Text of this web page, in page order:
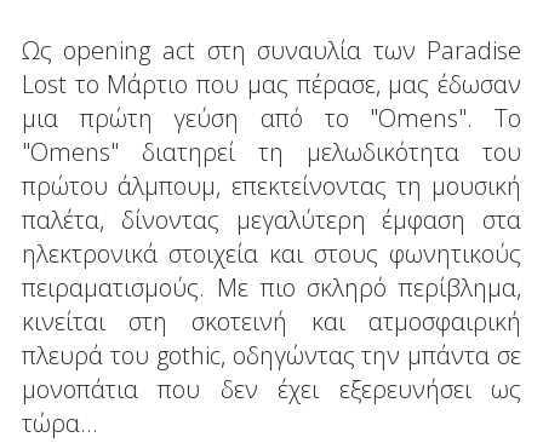
Ως opening act στη συναυλία των Paradise
Lost το Μάρτιο που μας πέρασε, μας έδωσαν
μια πρώτη γεύση από το "Omens". Το
"Omens" διατηρεί τη μελωδικότητα του
πρώτου άλμπουμ, επεκτείνοντας τη μουσική
παλέτα, δίνοντας μεγαλύτερη έμφαση στα
ηλεκτρονικά στοιχεία και στους φωνητικούς
πειραματισμούς. Με πιο σκληρό περίβλημα,
κινείται στη σκοτεινή και ατμοσφαιρική
πλευρά του gothic, οδηγώντας την μπάντα σε
μονοπάτια που δεν έχει εξερευνήσει ως
τώρα...